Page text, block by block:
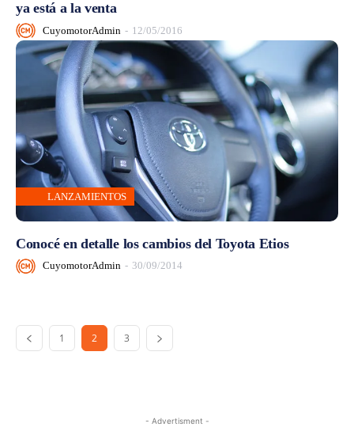
ya está a la venta
CuyomotorAdmin - 12/05/2016
LANZAMIENTOS
Conocé en detalle los cambios del Toyota Etios
CuyomotorAdmin - 30/09/2014
1 2 3
- Advertisment -